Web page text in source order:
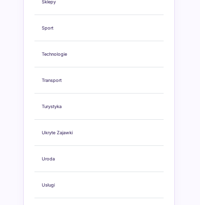
Sklepy
Sport
Technologie
Transport
Turystyka
Ukryte Zajawki
Uroda
Usługi